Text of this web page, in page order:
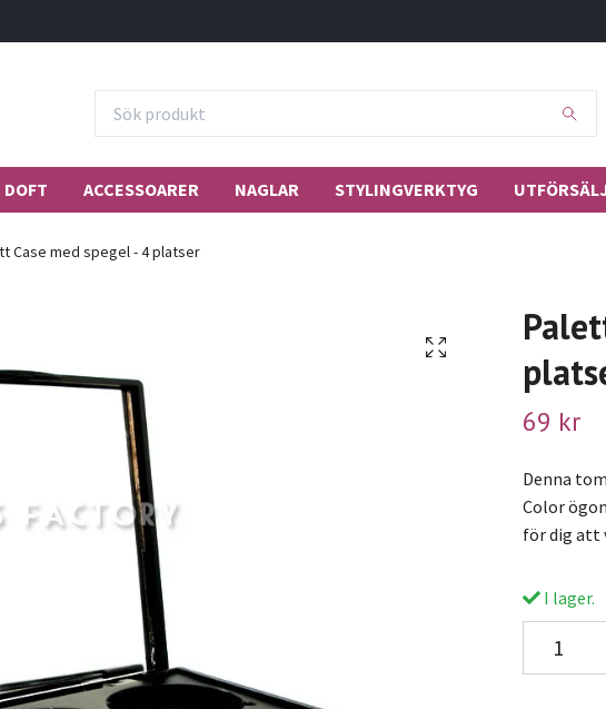
DOFT ACCESSOARER NAGLAR STYLINGVERKTYG
Case med spegel - 4 platser
69 kr
Denna
Color
för dig att
I lager.